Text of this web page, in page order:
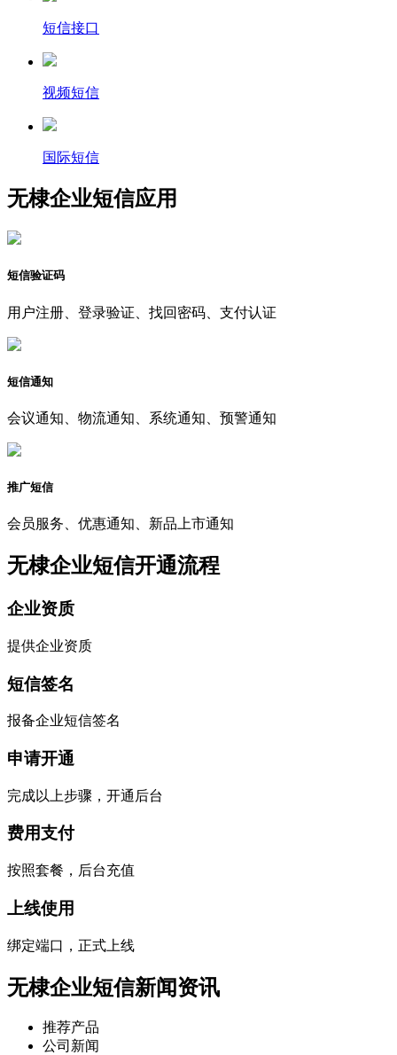
短信接口
视频短信
国际短信
无棣企业短信应用
短信验证码
用户注册、登录验证、找回密码、支付认证
短信通知
会议通知、物流通知、系统通知、预警通知
推广短信
会员服务、优惠通知、新品上市通知
无棣企业短信开通流程
企业资质
提供企业资质
短信签名
报备企业短信签名
申请开通
完成以上步骤，开通后台
费用支付
按照套餐，后台充值
上线使用
绑定端口，正式上线
无棣企业短信新闻资讯
推荐产品
公司新闻